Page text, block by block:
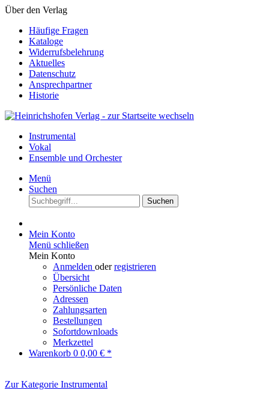
Über den Verlag
Häufige Fragen
Kataloge
Widerrufsbelehrung
Aktuelles
Datenschutz
Ansprechpartner
Historie
Instrumental
Vokal
Ensemble und Orchester
Menü
Suchen
Suchen
Mein Konto
Menü schließen
Mein Konto
Anmelden oderregistrieren
Übersicht
Persönliche Daten
Adressen
Zahlungsarten
Bestellungen
Sofortdownloads
Merkzettel
Warenkorb 0 0,00 € *
Zur Kategorie Instrumental